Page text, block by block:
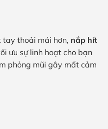
thoải mái hơn, nắp hít
ưu sự linh hoạt cho bạn
phỏng mũi gây mất cảm